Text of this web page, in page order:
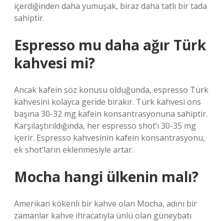
içerdiğinden daha yumuşak, biraz daha tatlı bir tada
sahiptir.
Espresso mu daha ağır Türk
kahvesi mi?
Ancak kafein söz konusu olduğunda, espresso Türk
kahvesini kolayca geride bırakır. Türk kahvesi ons
başına 30-32 mg kafein konsantrasyonuna sahiptir.
Karşılaştırıldığında, her espresso shot’ı 30-35 mg
içerir. Espresso kahvesinin kafein konsantrasyonu,
ek shot’ların eklenmesiyle artar.
Mocha hangi ülkenin malı?
Amerikan kökenli bir kahve olan Mocha, adını bir
zamanlar kahve ihracatıyla ünlü olan güneybatı